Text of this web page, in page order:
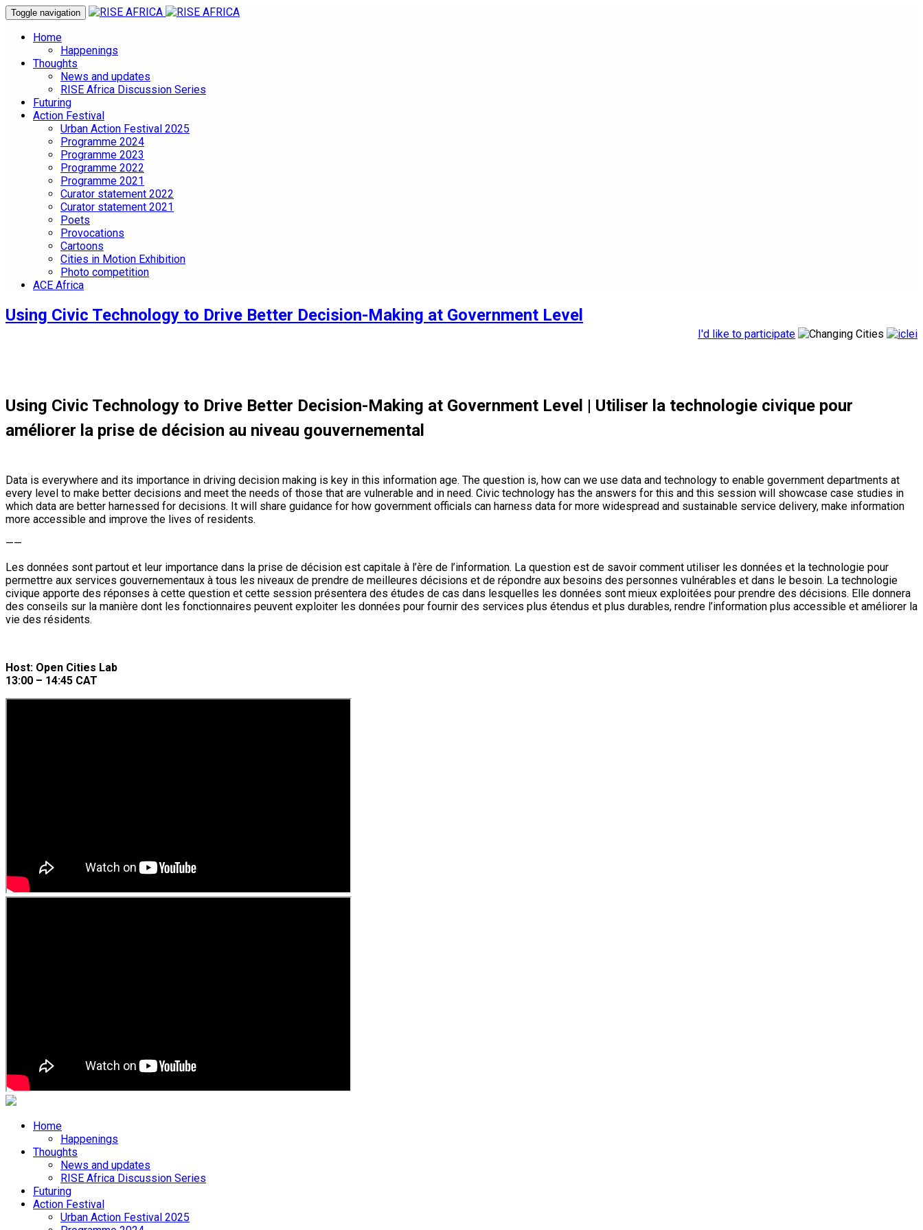
Toggle navigation
Home
Happenings
Thoughts
News and updates
RISE Africa Discussion Series
Futuring
Action Festival
Urban Action Festival 2025
Programme 2024
Programme 2023
Programme 2022
Programme 2021
Curator statement 2022
Curator statement 2021
Poets
Provocations
Cartoons
Cities in Motion Exhibition
Photo competition
ACE Africa
I'd like to participate
Using Civic Technology to Drive Better Decision-Making at Government Level
Using Civic Technology to Drive Better Decision-Making at Government Level | Utiliser la technologie civique pour
améliorer la prise de décision au niveau gouvernemental
Data is everywhere and its importance in driving decision making is key in this information age. The question is, how can we use data and technology to enable government departments at
every level to make better decisions and meet the needs of those that are vulnerable and in need. Civic technology has the answers for this and this session will showcase case studies in
which data are better harnessed for decisions. It will share guidance for how government officials can harness data for more widespread and sustainable service delivery, make information
more accessible and improve the lives of residents.
——
Les données sont partout et leur importance dans la prise de décision est capitale à l’ère de l’information. La question est de savoir comment utiliser les données et la technologie pour
permettre aux services gouvernementaux à tous les niveaux de prendre de meilleures décisions et de répondre aux besoins des personnes vulnérables et dans le besoin. La technologie
civique apporte des réponses à cette question et cette session présentera des études de cas dans lesquelles les données sont mieux exploitées pour prendre des décisions. Elle donnera
des conseils sur la manière dont les fonctionnaires peuvent exploiter les données pour fournir des services plus étendus et plus durables, rendre l’information plus accessible et améliorer la
vie des résidents.
Host: Open Cities Lab
13:00 – 14:45 CAT
Home
Happenings
Thoughts
News and updates
RISE Africa Discussion Series
Futuring
Action Festival
Urban Action Festival 2025